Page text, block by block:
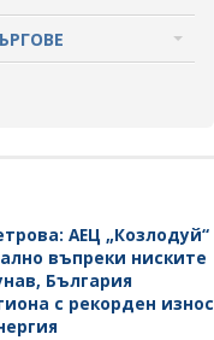
ПОРЪЧКИ ДО 2014
НА АКТИВИ
НА
АЕЦ „Козлодуй“
въпреки ниските
България
с рекорден износ